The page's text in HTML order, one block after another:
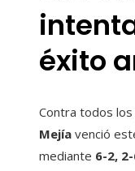
éxito
Contra todos
Mejía venció
mediante 6-2,